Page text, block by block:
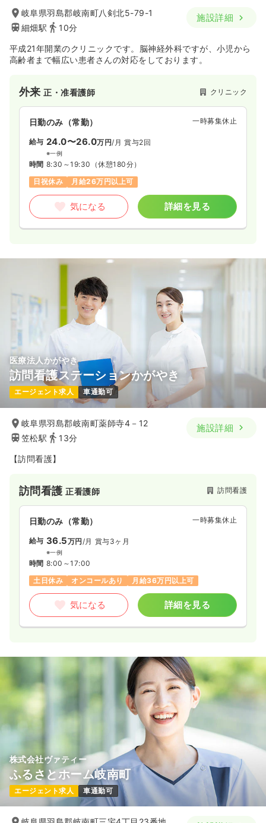
岐阜県羽島郡岐南町八剣北5-79-1
細畑駅
10分
施設詳細
平成21年開業のクリニックです。脳神経外科ですが、小児から
高齢者まで幅広い患者さんの対応をしております。
外来正・准看護師 クリニック
日勤のみ（常勤） 一時募集休止
給与 24.0〜26.0万円/月 賞与2回
※一例
時間 8:30～19:30 （休憩180分）
日祝休み
月給26万円以上可
気になる 詳細を見る
医療法人かがやき
訪問看護ステーションかがやき
エージェント求人 車通勤可
岐阜県羽島郡岐南町薬師寺4－12
笠松駅
13分
施設詳細
【訪問看護】
訪問看護正看護師 訪問看護
日勤のみ（常勤） 一時募集休止
給与 36.5万円 /月 賞与3ヶ月
※一例
時間 8:00～17:00
土日休み
オンコールあり 月給36万円以上可
気になる 詳細を見る
株式会社ヴァティー
ふるさとホーム岐南町
エージェント求人 車通勤可